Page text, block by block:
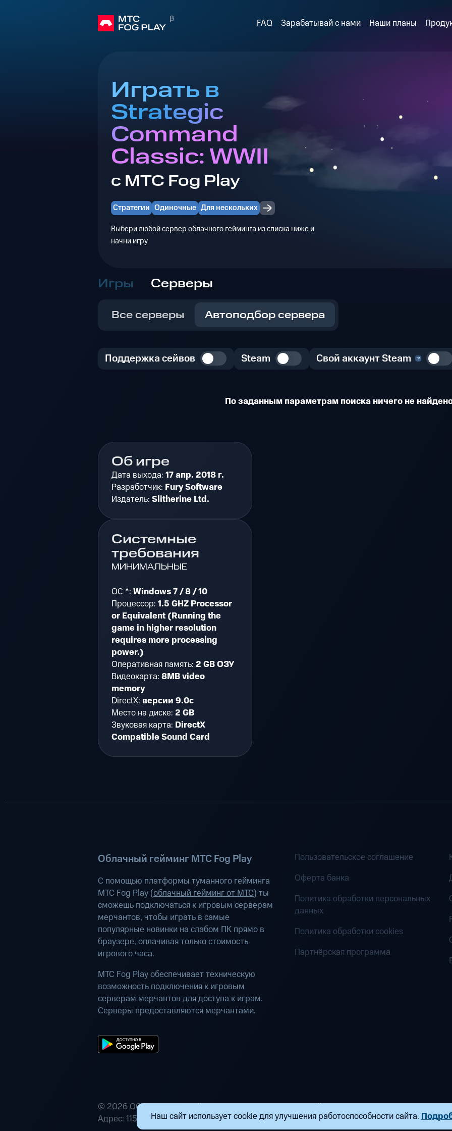
Наш сайт использует cookie для улучшения работоспособности сайта.
FAQ Зарабатывай с нами Наши планы
Играть в
Strategic
Command
Classic: WWII
с МТС Fog Play
Стратегии Одиночные Для нескольких
Выбери любой сервер облачного гейминга из списка ниже и
начни игру
Игры Серверы
Все серверы Автоподбор сервера
Поддержка сейвов Steam Свой аккаунт Steam
По заданным параметрам поиска ничего не
Об игре
Дата выхода: 17 апр. 2018 г.
Разработчик: Fury Software
Издатель: Slitherine Ltd.
Системные
требования
МИНИМАЛЬНЫЕ
ОС *: Windows 7 / 8 / 10
Процессор: 1.5 GHZ Processor
or Equivalent (Running the
game in higher resolution
requires more processing
power.)
Оперативная память: 2 GB ОЗУ
Видеокарта: 8MB video
memory
DirectX: версии 9.0c
Место на диске: 2 GB
Звуковая карта: DirectX
Compatible Sound Card
Облачный гейминг МТС Fog Play
С помощью платформы туманного гейминга
МТС Fog Play (облачный гейминг от МТС) ты
сможешь подключаться к игровым серверам
мерчантов, чтобы играть в самые
популярные новинки на слабом ПК прямо в
браузере, оплачивая только стоимость
игрового часа.
МТС Fog Play обеспечивает техническую
возможность подключения к игровым
серверам мерчантов для доступа к играм.
Серверы предоставляются мерчантами.
Пользовательское соглашение
Оферта банка
Политика обработки персональных
данных
Политика обработки cookies
Партнёрская программа
© 2026 ООО «Маркетплейс распределенных вычислений». Все права защищены
Адрес: 115432, г. Москва, пр-кт Андропова, д. 18, к. 9 Почта:fogplay@mts.ru